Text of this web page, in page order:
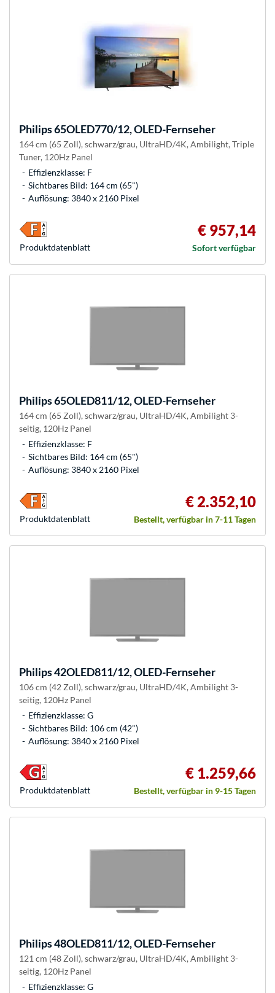
Philips65OLED770/12, OLED-Fernseher
164 cm (65 Zoll), schwarz/grau, UltraHD/4K, Ambilight, Triple
Tuner, 120Hz Panel
Effizienzklasse: F
Sichtbares Bild: 164 cm (65")
Auflösung: 3840 x 2160 Pixel
€ 957,14
Sofort verfügbar
Produkt­datenblatt
Philips65OLED811/12, OLED-Fernseher
164 cm (65 Zoll), schwarz/grau, UltraHD/4K, Ambilight 3-
seitig, 120Hz Panel
Effizienzklasse: F
Sichtbares Bild: 164 cm (65")
Auflösung: 3840 x 2160 Pixel
€ 2.352,10
Bestellt, verfügbar in 7-11 Tagen
Produkt­datenblatt
Philips42OLED811/12, OLED-Fernseher
106 cm (42 Zoll), schwarz/grau, UltraHD/4K, Ambilight 3-
seitig, 120Hz Panel
Effizienzklasse: G
Sichtbares Bild: 106 cm (42")
Auflösung: 3840 x 2160 Pixel
€ 1.259,66
Bestellt, verfügbar in 9-15 Tagen
Produkt­datenblatt
Philips48OLED811/12, OLED-Fernseher
121 cm (48 Zoll), schwarz/grau, UltraHD/4K, Ambilight 3-
seitig, 120Hz Panel
Effizienzklasse: G